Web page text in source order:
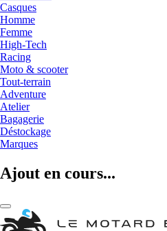
Casques
Homme
Femme
High-Tech
Racing
Moto & scooter
Tout-terrain
Adventure
Atelier
Bagagerie
Déstockage
Marques
Ajout en cours...